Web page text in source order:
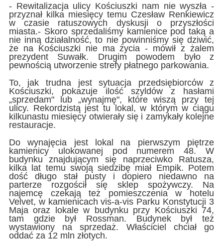
- Rewitalizacja ulicy Kościuszki nam nie wyszła -
przyznał kilka miesięcy temu Czesław Renkiewicz
w czasie ratuszowych dyskusji o przyszłości
miasta.- Skoro sprzedaliśmy kamienice pod taką a
nie inną działalność, to nie powinniśmy się dziwić,
że na Kościuszki nie ma życia - mówił z żalem
prezydent Suwałk. Drugim powodem było z
pewnością utworzenie strefy płatnego parkowania.
To, jak trudna jest sytuacja przedsiębiorców z
Kościuszki, pokazuje ilość szyldów z hasłami
„sprzedam" lub „wynajmę", które wiszą przy tej
ulicy. Rekordzistą jest tu lokal, w którym w ciągu
kilkunastu miesięcy otwierały się i zamykały kolejne
restauracje.
Do wynajęcia jest lokal na pierwszym piętrze
kamienicy ulokowanej pod numerem 48. W
budynku znajdującym się naprzeciwko Ratusza,
kilka lat temu swoją siedzibę miał Empik. Potem
dość długo stał pusty i dopiero niedawno na
parterze rozgościł się sklep spożywczy. Na
najemcę czekają też pomieszczenia w hotelu
Velvet, w kamienicach vis-a-vis Parku Konstytucji 3
Maja oraz lokale w budynku przy Kościuszki 74,
tam gdzie był Rossman. Budynek był też
wystawiony na sprzedaż. Właściciel chciał go
oddać za 12 mln złotych.